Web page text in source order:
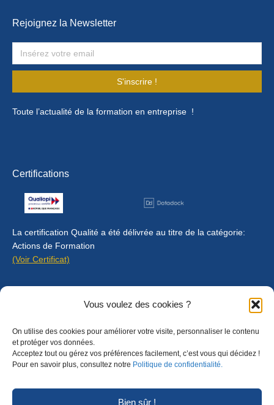
Vous voulez des cookies ?
On utilise des cookies pour améliorer votre visite, personnaliser le contenu
et protéger vos données.
Acceptez tout ou gérez vos préférences facilement, c’est vous qui décidez !
Pour en savoir plus, consultez notre Politique de confidentialité.
Bien sûr !
Rejoignez la Newsletter
S'inscrire !
Toute l’actualité de la formation en entreprise !
Certifications
La certification Qualité a été délivrée au titre de la catégorie:
Actions de Formation
(Voir Certificat)
Règlement intérieur
CGU
CGV